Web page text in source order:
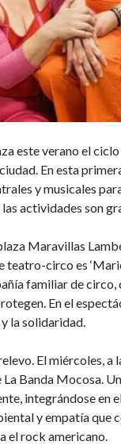
este verano el ciclo
En esta
y musicales
las actividades son
Maravillas
teatro-circo es
familiar de
En el
la solidaridad.
El miércoles, a
Banda Mocosa.
integrándose en
y empatía que
el rock americano.